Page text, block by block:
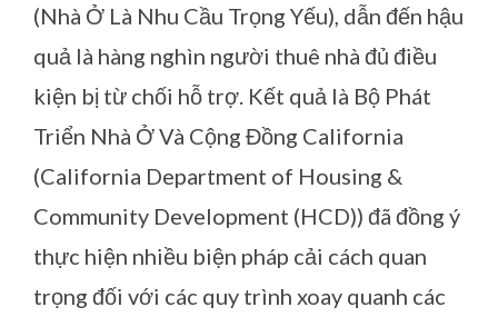
(Nhà Ở Là Nhu Cầu Trọng Yếu), dẫn đến hậu
quả là hàng nghìn người thuê nhà đủ điều
kiện bị từ chối hỗ trợ. Kết quả là Bộ Phát
Triển Nhà Ở Và Cộng Đồng California
(California Department of Housing &
Community Development (HCD)) đã đồng ý
thực hiện nhiều biện pháp cải cách quan
trọng đối với các quy trình xoay quanh các